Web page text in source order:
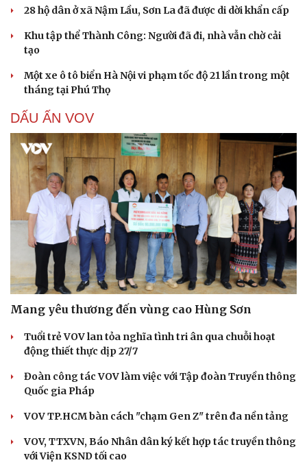
Cải chính
28 hộ dân ở xã Nậm Lầu, Sơn La đã được di dời khẩn cấp
Khu tập thể Thành Công: Người đã đi, nhà vẫn chờ cải
tạo
Một xe ô tô biển Hà Nội vi phạm tốc độ 21 lần trong một
tháng tại Phú Thọ
DẤU ẤN VOV
Mang yêu thương đến vùng cao Hùng Sơn
Tuổi trẻ VOV lan tỏa nghĩa tình tri ân qua chuỗi hoạt
động thiết thực dịp 27/7
Đoàn công tác VOV làm việc với Tập đoàn Truyền thông
Quốc gia Pháp
VOV TP.HCM bàn cách "chạm Gen Z" trên đa nền tảng
VOV, TTXVN, Báo Nhân dân ký kết hợp tác truyền thông
với Viện KSND tối cao